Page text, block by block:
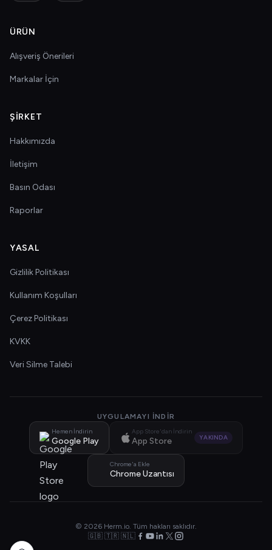
ÜRÜN
Alışveriş Önerileri
Markalar İçin
ŞIRKET
Hakkımızda
İletişim
Basın Odası
Raporlar
YASAL
Gizlilik Politikası
Kullanım Koşulları
Çerez Politikası
KVKK
Veri Silme Talebi
UYGULAMAYI İNDIR
Hemen İndirin
Google Play
App Store'dan İndirin
App Store YAKINDA
Chrome'a Ekle
Chrome Uzantısı
© 2026 Herm.io. Tüm hakları saklıdır.
🇬🇧 🇹🇷 🇳🇱